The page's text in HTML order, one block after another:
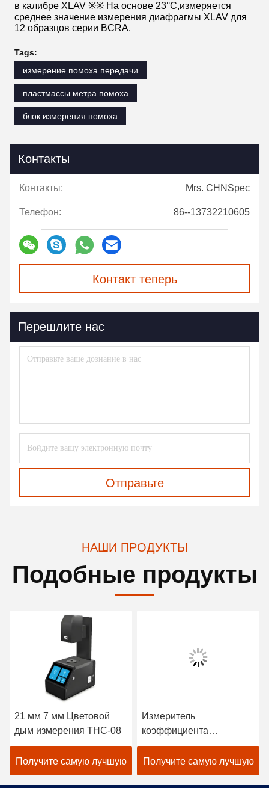
в калибре XLAV ※※ На основе 23°C,измеряется
среднее значение измерения диафрагмы XLAV для
12 образцов серии BCRA.
Tags:
измерение помоха передачи
пластмассы метра помоха
блок измерения помоха
Контакты
Контакты: Mrs. CHNSpec
Телефон: 86--13732210605
Контакт теперь
Перешлите нас
Отправьте
НАШИ ПРОДУКТЫ
Подобные продукты
21 мм 7 мм Цветовой
дым измерения THC-08
Получите самую лучшую
Измеритель
коэффициента
пропускания и мутности
400-700 нм, 10 нм, ASTM
D1003 THC-07
Получите самую лучшую